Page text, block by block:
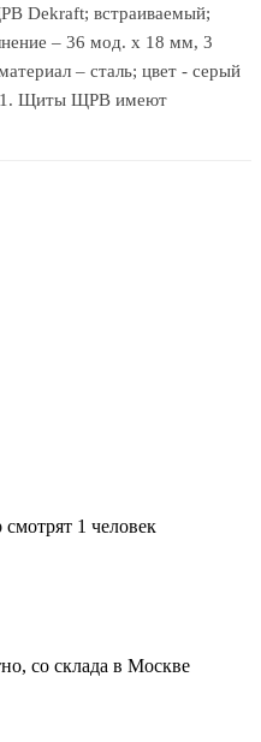
Dekraft; встраиваемый;
– 36 мод. х 18 мм, 3
– сталь; цвет - серый
Щиты ЩРВ имеют
1 человек
со склада в Москве